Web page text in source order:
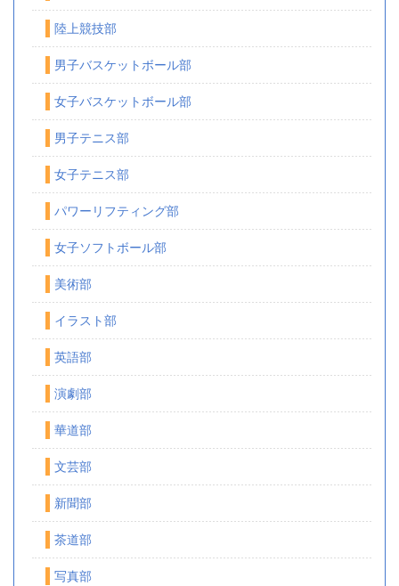
陸上競技部
男子バスケットボール部
女子バスケットボール部
男子テニス部
女子テニス部
パワーリフティング部
女子ソフトボール部
美術部
イラスト部
英語部
演劇部
華道部
文芸部
新聞部
茶道部
写真部